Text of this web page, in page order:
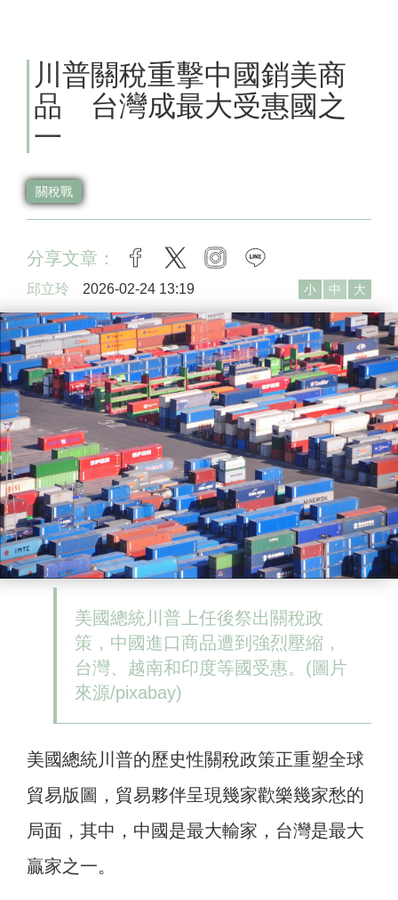
川普關稅重擊中國銷美商
品 台灣成最大受惠國之
一
關稅戰
分享文章： facebook
twitter instagram
邱立玲 2026-02-24 13:19 小 中 大
美國總統川普上任後祭出關稅政
策，中國進口商品遭到強烈壓縮，
台灣、越南和印度等國受惠。(圖片
來源/pixabay)
美國總統川普的歷史性關稅政策正重塑全球
貿易版圖，貿易夥伴呈現幾家歡樂幾家愁的
局面，其中，中國是最大輸家，台灣是最大
贏家之一。